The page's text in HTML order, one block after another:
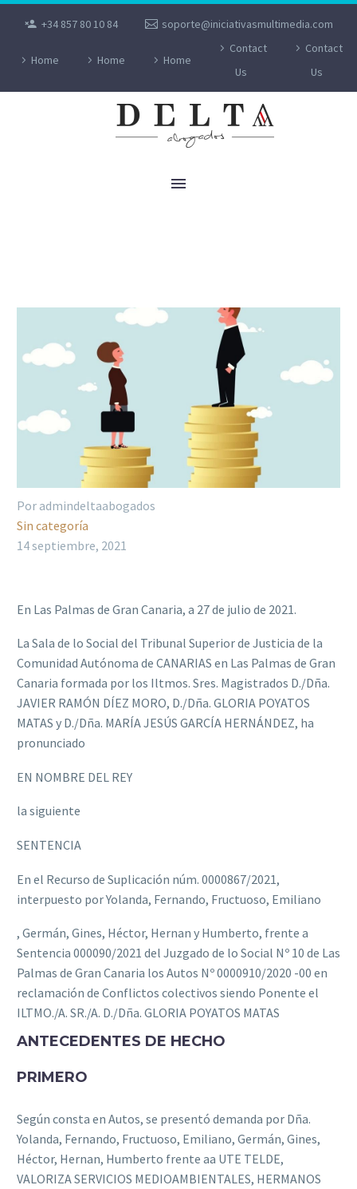
+34 857 80 10 84 soporte@iniciativasmultimedia.com
Home Home Home
Contact
Us
Contact
Us
CATEGORÍA PROFESIONAL.
DE GÉNERO
Por admindeltaabogados
Sin categoría
14 septiembre, 2021
En Las Palmas de Gran Canaria, a 27 de julio de 2021.
La Sala de lo Social del Tribunal Superior de Justicia de la
Comunidad Autónoma de CANARIAS en Las Palmas de Gran
Canaria formada por los Iltmos. Sres. Magistrados D./Dña.
JAVIER RAMÓN DÍEZ MORO, D./Dña. GLORIA POYATOS
MATAS y D./Dña. MARÍA JESÚS GARCÍA HERNÁNDEZ, ha
pronunciado
EN NOMBRE DEL REY
la siguiente
SENTENCIA
En el Recurso de Suplicación núm. 0000867/2021,
interpuesto por Yolanda, Fernando, Fructuoso, Emiliano
, Germán, Gines, Héctor, Hernan y Humberto, frente a
Sentencia 000090/2021 del Juzgado de lo Social Nº 10 de Las
Palmas de Gran Canaria los Autos Nº 0000910/2020 -00 en
reclamación de Conf‌lictos colectivos siendo Ponente el
ILTMO./A. SR./A. D./Dña. GLORIA POYATOS MATAS
ANTECEDENTES DE HECHO
PRIMERO
Según consta en Autos, se presentó demanda por Dña.
Yolanda, Fernando, Fructuoso, Emiliano, Germán, Gines,
Héctor, Hernan, Humberto frente aa UTE TELDE,
VALORIZA SERVICIOS MEDIOAMBIENTALES, HERMANOS